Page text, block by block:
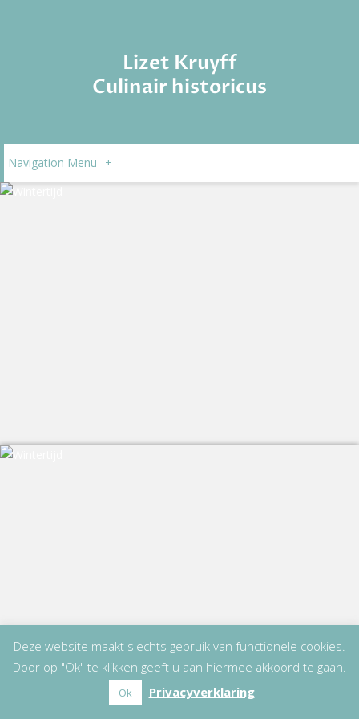
Lizet Kruyff
Culinair historicus
Navigation Menu +
Deze website maakt slechts gebruik van functionele cookies.
Door op "Ok" te klikken geeft u aan hiermee akkoord te gaan.
Ok Privacyverklaring